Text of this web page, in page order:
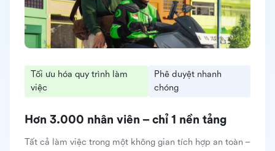
Tối ưu hóa quy trình làm
việc
Phê duyệt nhanh
chóng
Hơn 3.000 nhân viên – chỉ 1 nền tảng
Tất cả làm việc trong một không gian tích hợp an toàn –